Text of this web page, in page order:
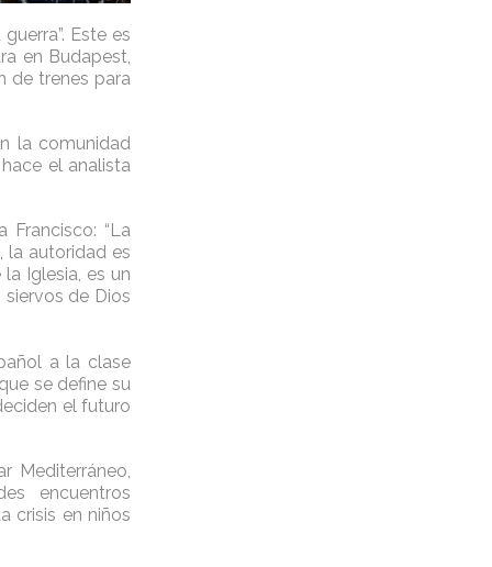
Este es
en Budapest,
de trenes para
la comunidad
el analista
Francisco: “La
la autoridad es
Iglesia, es un
de Dios
a la clase
se define su
el futuro
Mediterráneo,
encuentros
crisis en niños